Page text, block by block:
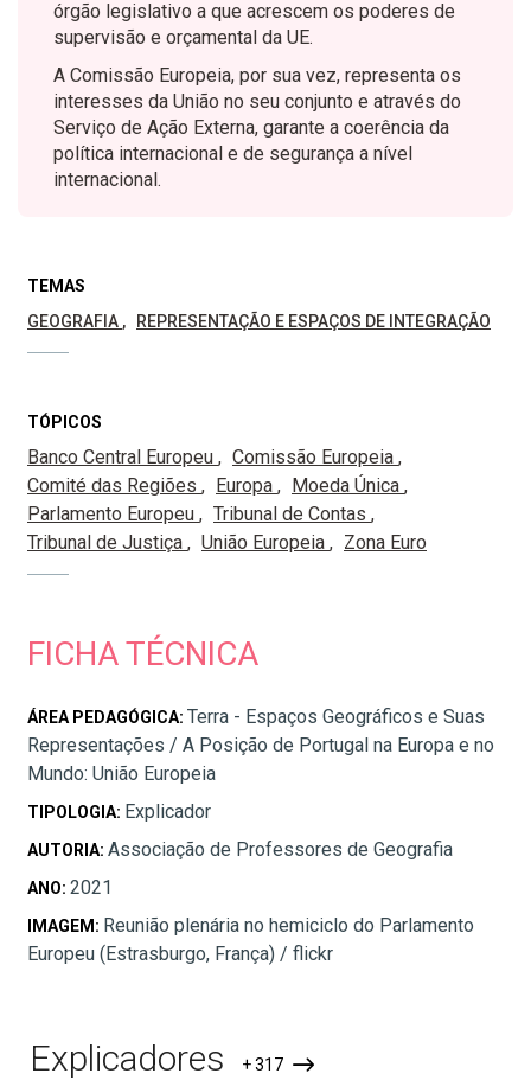
órgão legislativo a que acrescem os poderes de
supervisão e orçamental da UE.
A Comissão Europeia, por sua vez, representa os
interesses da União no seu conjunto e através do
Serviço de Ação Externa, garante a coerência da
política internacional e de segurança a nível
internacional.
TEMAS
GEOGRAFIA
REPRESENTAÇÃO E ESPAÇOS DE INTEGRAÇÃO
TÓPICOS
Banco Central Europeu
Comissão Europeia
Comité das Regiões
Europa
Moeda Única
Parlamento Europeu
Tribunal de Contas
Tribunal de Justiça
União Europeia Zona Euro
FICHA TÉCNICA
ÁREA PEDAGÓGICA: Terra - Espaços Geográficos e Suas
Representações / A Posição de Portugal na Europa e no
Mundo: União Europeia
TIPOLOGIA: Explicador
AUTORIA: Associação de Professores de Geografia
ANO: 2021
IMAGEM: Reunião plenária no hemiciclo do Parlamento
Europeu (Estrasburgo, França) / flickr
Explicadores + 317